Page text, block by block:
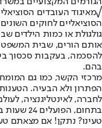
√מאיגוד העובדים
הסוציאליים לחוקים
גולגולת או כמות הילדים
אותם הורים, שבית המשפט
להסכמה, בעקבות סכסוך
בהם.
מרכזי הקשר, כמו גם
הפתרון ולא הבעיה.
לחברה, לאינטליגנציה,
בתחום, הפועלים 24 שעות ביממה בהצלת נפשות.
טעינו? נתקן! אם מצאתם